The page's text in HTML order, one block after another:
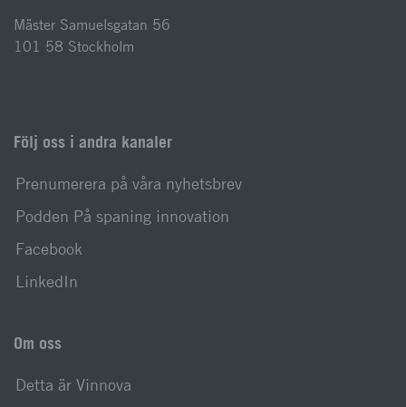
Mäster Samuelsgatan 56
101 58 Stockholm
Följ oss i andra kanaler
Prenumerera på våra nyhetsbrev
Podden På spaning innovation
Facebook
LinkedIn
Om oss
Detta är Vinnova